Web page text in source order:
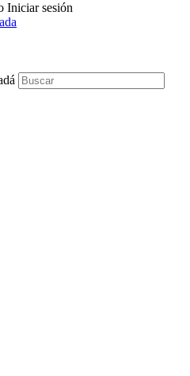
Iniciar sesión